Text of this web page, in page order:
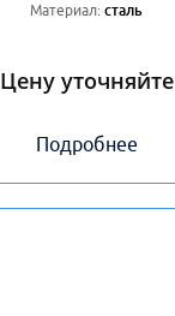
Материал: сталь
Цену уточняйте
Подробнее